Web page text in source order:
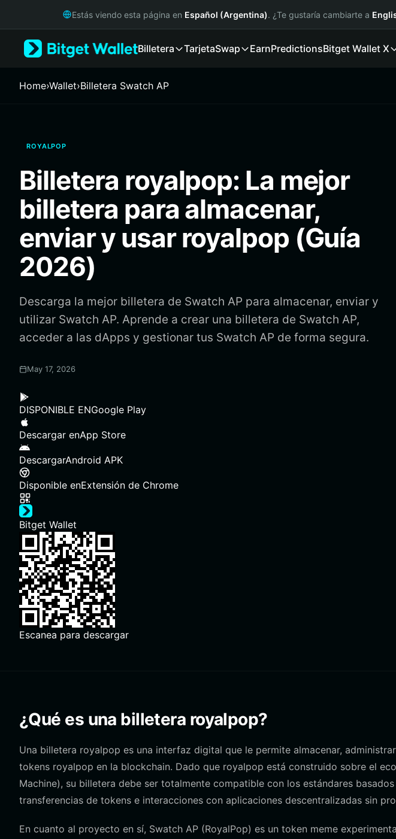
Русский
Italiano
繁體中文
Bahasa Indonesia
ภาษาไทย
Español
Português (Brasil)
Español (Argentina)
Estás viendo esta página en Español (Argentina). ¿Te gustaría cambiarte a
Billetera TarjetaSwap EarnPredictionsBitget Wallet X
Home›Wallet›Billetera Swatch AP
ROYALPOP
Billetera royalpop: La mejor
billetera para almacenar,
enviar y usar royalpop (Guía
2026)
Descarga la mejor billetera de Swatch AP para almacenar, enviar y
utilizar Swatch AP. Aprende a crear una billetera de Swatch AP,
acceder a las dApps y gestionar tus Swatch AP de forma segura.
May 17, 2026
DISPONIBLE ENGoogle Play
Descargar enApp Store
DescargarAndroid APK
Disponible enExtensión de Chrome
Bitget Wallet
Escanea para descargar
¿Qué es una billetera royalpop?
Una billetera royalpop es una interfaz digital que le permite almacenar,
tokens royalpop en la blockchain. Dado que royalpop está construido sobre el
Machine), su billetera debe ser totalmente compatible con los estándares
transferencias de tokens e interacciones con aplicaciones descentralizadas sin
En cuanto al proyecto en sí, Swatch AP (RoyalPop) es un token meme